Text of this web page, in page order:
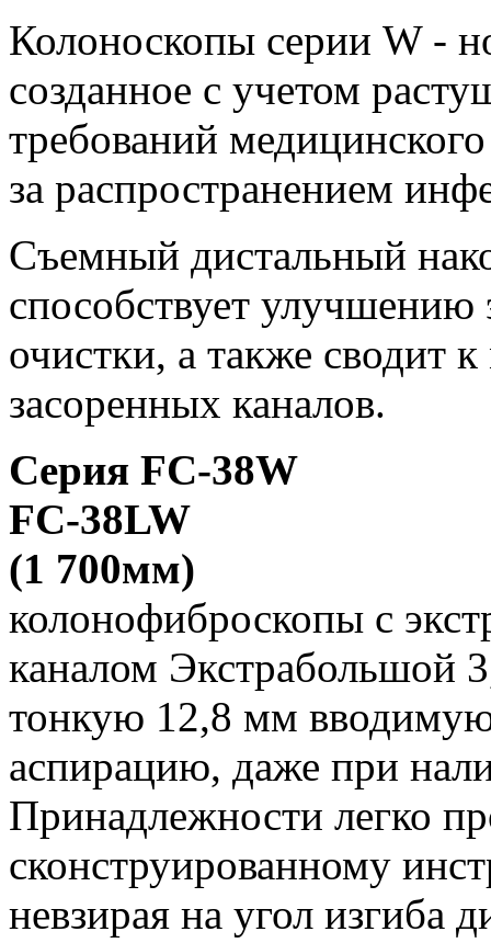
Колоноскопы серии W -
созданное с учетом
требований
за распространением
Съемный дистальный
способствует улучшению
очистки, а также сводит
засоренных каналов.
Серия FC-38W
FC-38LW
(1 700мм)
колонофиброскопы с
каналом Экстрабольшой
тонкую 12,8 мм
аспирацию, даже при
Принадлежности легко
сконструированному
невзирая на угол изгиба